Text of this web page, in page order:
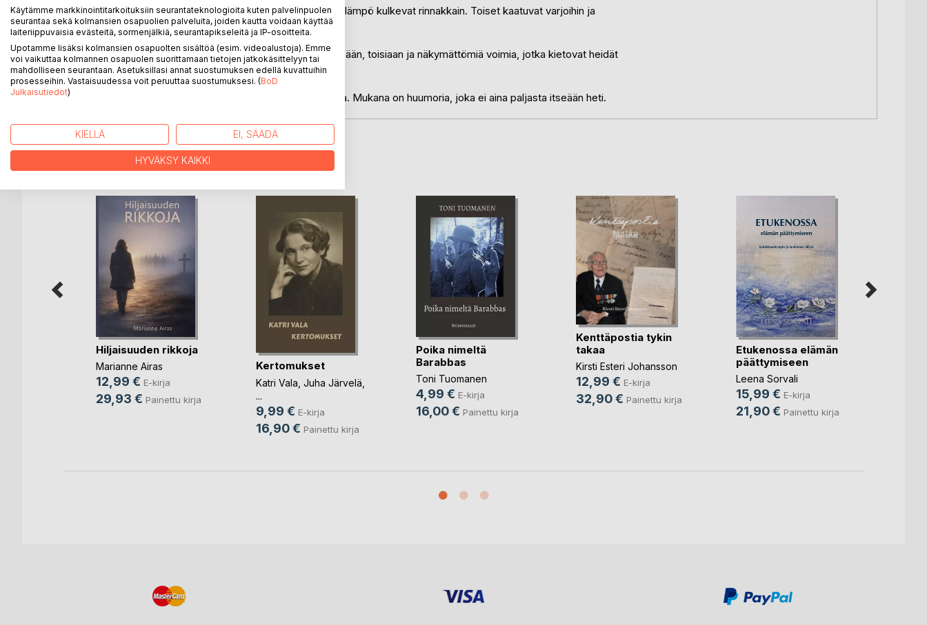
Loimukivi on kaupunki, jossa menneisyyden paino ja arjen lämpö kulkevat rinnakkain. Toiset kaatuvat varjoihin ja
toiset oppivat niissä kulkemaan.
Tämä romaani seuraa ihmisiä, jotka yrittävät ymmärtää itseään, toisiaan ja näkymättömiä voimia, jotka kietovat heidät
samaan verkkoon.
Tarinan sävy kulkee vakavan ja lempeän ironian rajapinnalla. Mukana on huumoria, joka ei aina paljasta itseään heti.
LISÄÄ KIRJOJA BoD:LLA
Hiljaisuuden rikkoja
Marianne Airas
12,99 € E-kirja
29,93 € Painettu kirja
Kertomukset
Katri Vala Juha Järvelä
...
9,99 € E-kirja
16,90 € Painettu kirja
Poika nimeltä
Barabbas
Toni Tuomanen
4,99 € E-kirja
16,00 € Painettu kirja
Kenttäpostia tykin
takaa
Kirsti Esteri Johansson
12,99 € E-kirja
32,90 € Painettu kirja
Etukenossa elämän
päättymiseen
Leena Sorvali
15,99 € E-kirja
21,90 € Painettu kirja
Käytämme markkinointitarkoituksiin seurantateknologioita kuten palvelinpuolen
seurantaa sekä kolmansien osapuolien palveluita, joiden kautta voidaan käyttää
laiteriippuvaisia evästeitä, sormenjälkiä, seurantapikseleitä ja IP-osoitteita.
Upotamme lisäksi kolmansien osapuolten sisältöä (esim. videoalustoja). Emme
voi vaikuttaa kolmannen osapuolen suorittamaan tietojen jatkokäsittelyyn tai
mahdolliseen seurantaan. Asetuksillasi annat suostumuksen edellä kuvattuihin
prosesseihin. Vastaisuudessa voit peruuttaa suostumuksesi. (BoD
Julkaisutiedot)
KIELLÄ EI, SÄÄDÄ
HYVÄKSY KAIKKI